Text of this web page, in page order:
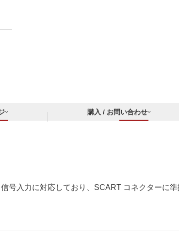
購入 / お問い合わせ
号入力に対応しており、SCART コネクターに